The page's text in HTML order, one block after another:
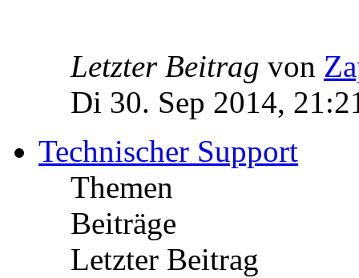
Letzter Beitrag von
Di 30. Sep 2014,
Technischer Support
Themen
Beiträge
Letzter Beitrag